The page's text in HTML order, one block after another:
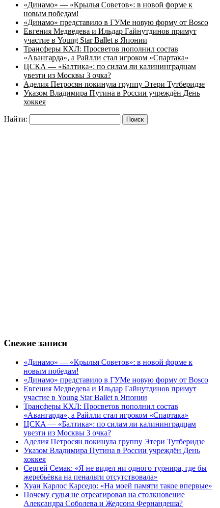
«Динамо» — «Крылья Советов»: в новой форме к
новым победам!
«Динамо» представило в ГУМе новую форму от Bosco
Евгения Медведева и Ильдар Гайнутдинов примут
участие в Young Star Ballet в Японии
Трансферы КХЛ: Просветов пополнил состав
«Авангарда», а Райлли стал игроком «Спартака»
ЦСКА — «Балтика»: по силам ли калининградцам
увезти из Москвы 3 очка?
Аделия Петросян покинула группу Этери Тутберидзе
Указом Владимира Путина в России учреждён День
хоккея
Найти:
Свежие записи
«Динамо» — «Крылья Советов»: в новой форме к
новым победам!
«Динамо» представило в ГУМе новую форму от Bosco
Евгения Медведева и Ильдар Гайнутдинов примут
участие в Young Star Ballet в Японии
Трансферы КХЛ: Просветов пополнил состав
«Авангарда», а Райлли стал игроком «Спартака»
ЦСКА — «Балтика»: по силам ли калининградцам
увезти из Москвы 3 очка?
Аделия Петросян покинула группу Этери Тутберидзе
Указом Владимира Путина в России учреждён День
хоккея
Сергей Семак: «Я не видел ни одного турнира, где бы
жеребьёвка на пенальти отсутствовала»
Хуан Карлос Карседо: «На моей памяти такое впервые»
Почему судья не отреагировал на столкновение
Александра Соболева и Жедсона Фернандеша?